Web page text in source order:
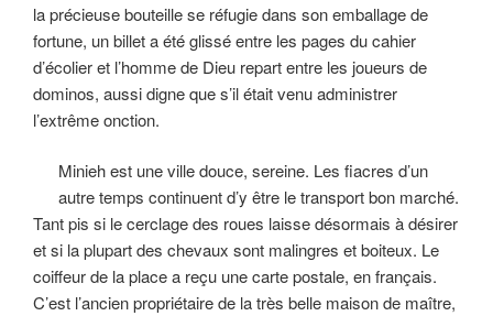
la précieuse bouteille se réfugie dans son emballage de
fortune, un billet a été glissé entre les pages du cahier
d’écolier et l’homme de Dieu repart entre les joueurs de
dominos, aussi digne que s’il était venu administrer
l’extrême onction.
Minieh est une ville douce, sereine. Les fiacres d’un
autre temps continuent d’y être le transport bon marché.
Tant pis si le cerclage des roues laisse désormais à désirer
et si la plupart des chevaux sont malingres et boiteux. Le
coiffeur de la place a reçu une carte postale, en français.
C’est l’ancien propriétaire de la très belle maison de maître,